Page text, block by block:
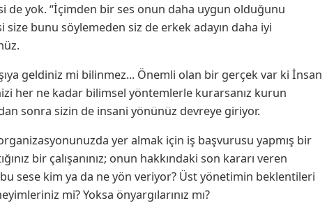
de yok. “İçimden bir ses onun daha uygun olduğunu
size bunu söylemeden siz de erkek adayın daha iyi
geldiniz mi bilinmez... Önemli olan bir gerçek var ki İnsan
her ne kadar bilimsel yöntemlerle kurarsanız kurun
sonra sizin de insani yönünüz devreye giriyor.
yer almak için iş başvurusu yapmış bir
bir çalışanınız; onun hakkındaki son kararı veren
sese kim ya da ne yön veriyor? Üst yönetimin beklentileri
mi? Yoksa önyargılarınız mı?